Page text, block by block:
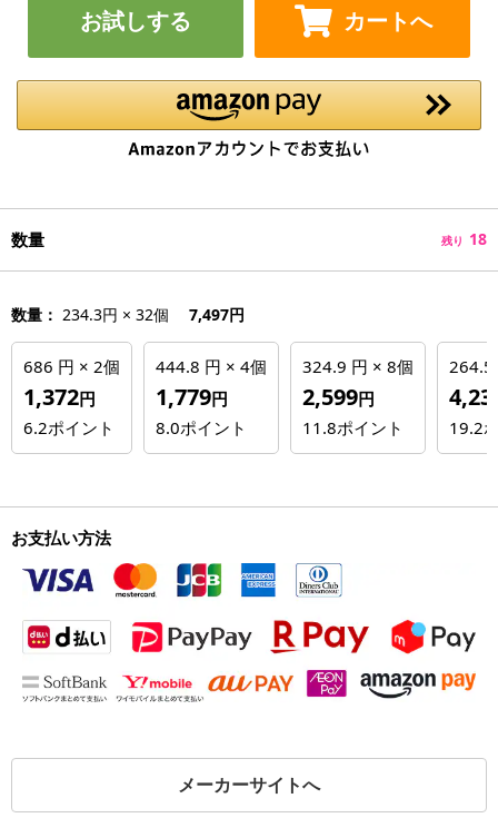
お試しする カートへ
数量 残り 18
数量： 234.3円 × 32個 7,497円
686 円 × 2個
1,372円
6.2ポイント
444.8 円 × 4個
1,779円
8.0ポイント
324.9 円 × 8個
2,599円
11.8ポイント
264.5
19.2
お支払い方法
メーカーサイトへ